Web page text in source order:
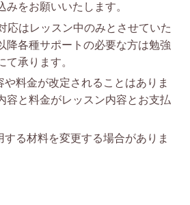
みをお願いいたします。
応はレッスン中のみとさせていた
降各種サポートの必要な方は勉強
承ります。
料金が改定されることはありま
容と料金がレッスン内容とお支払
る材料を変更する場合がありま